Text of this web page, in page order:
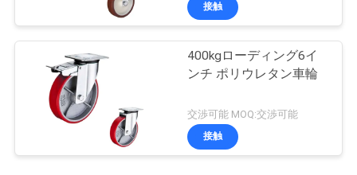
接触
400kgローディング6イ
ンチ ポリウレタン車輪
交渉可能 MOQ:交渉可能
接触